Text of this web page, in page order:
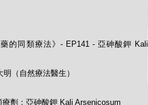
的同類療法》- EP141 - 亞砷酸鉀 Kali
（自然療法醫生）
劑：亞砷酸鉀 Kali Arsenicosum